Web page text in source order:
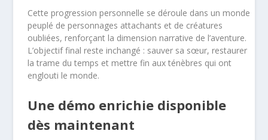
Cette progression personnelle se déroule dans un monde
peuplé de personnages attachants et de créatures
oubliées, renforçant la dimension narrative de l’aventure.
L’objectif final reste inchangé : sauver sa sœur, restaurer
la trame du temps et mettre fin aux ténèbres qui ont
englouti le monde.
Une démo enrichie disponible
dès maintenant